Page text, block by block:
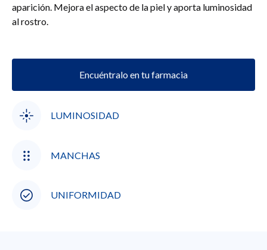
aparición. Mejora el aspecto de la piel y aporta luminosidad
al rostro.
Encuéntralo en tu farmacia
LUMINOSIDAD
MANCHAS
UNIFORMIDAD